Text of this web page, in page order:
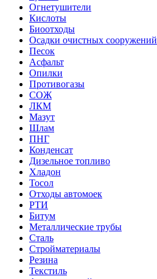
Огнетушители
Кислоты
Биоотходы
Осадки очистных сооружений
Песок
Асфальт
Опилки
Противогазы
СОЖ
ЛКМ
Мазут
Шлам
ПНГ
Конденсат
Дизельное топливо
Хладон
Тосол
Отходы автомоек
РТИ
Битум
Металлические трубы
Сталь
Стройматериалы
Резина
Текстиль